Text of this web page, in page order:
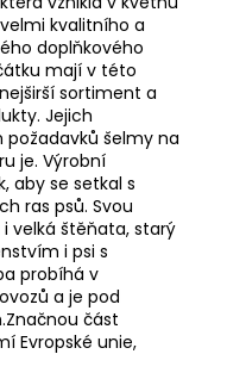
kvalitního a
doplňkového
mají v této
sortiment a
Jejich
šelmy na
je. Výrobní
aby se setkal s
ras psů. Svou
velká štěňata, starý
i psi s
probíhá v
a je pod
část
Evropské unie,